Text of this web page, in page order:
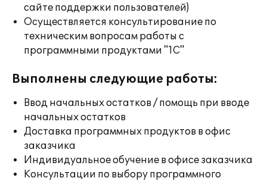
сайте поддержки пользователей)
Осуществляется консультирование по
техническим вопросам работы с
программными продуктами "1С"
Выполнены следующие работы:
Ввод начальных остатков / помощь при вводе
начальных остатков
Доставка программных продуктов в офис
заказчика
Индивидуальное обучение в офисе заказчика
Консультации по выбору программного